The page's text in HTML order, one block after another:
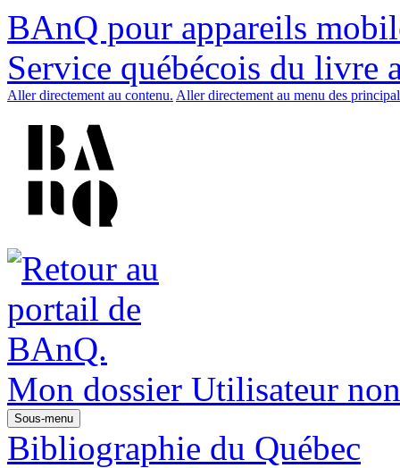
BAnQ pour appareils
Service québécois du livre
Aller directement au contenu. Aller directement au menu des
Mon dossier Utilisateur
Sous-menu
Bibliographie du Québec